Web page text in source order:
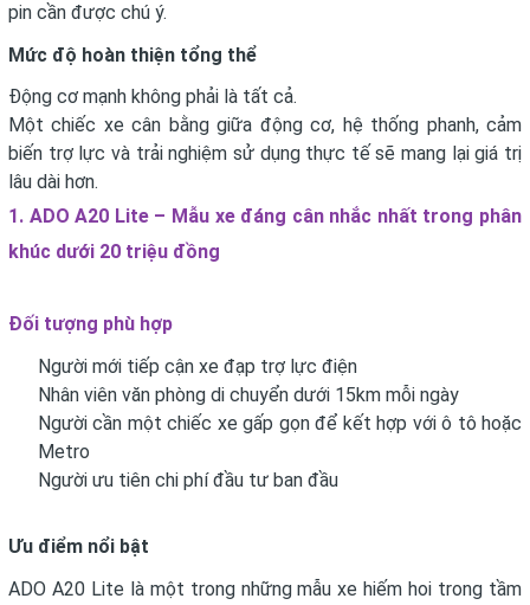
pin cần được chú ý.
Mức độ hoàn thiện tổng thể
Động cơ mạnh không phải là tất cả.
Một chiếc xe cân bằng giữa động cơ, hệ thống phanh, cảm
biến trợ lực và trải nghiệm sử dụng thực tế sẽ mang lại giá trị
lâu dài hơn.
1. ADO A20 Lite – Mẫu xe đáng cân nhắc nhất trong phân
khúc dưới 20 triệu đồng
Đối tượng phù hợp
Người mới tiếp cận xe đạp trợ lực điện
Nhân viên văn phòng di chuyển dưới 15km mỗi ngày
Người cần một chiếc xe gấp gọn để kết hợp với ô tô hoặc
Metro
Người ưu tiên chi phí đầu tư ban đầu
Ưu điểm nổi bật
ADO A20 Lite là một trong những mẫu xe hiếm hoi trong tầm